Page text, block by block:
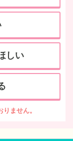
しい
ません。